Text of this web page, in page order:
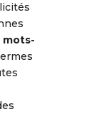
mots-